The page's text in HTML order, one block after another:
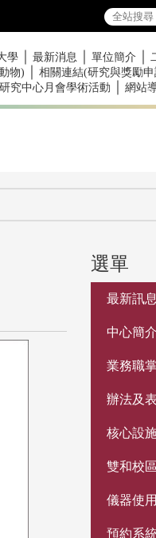
學 最新消息 單位簡介
物) 相關連結(研究與獎勵
研究中心月會學術活動 網站
選單
最新訊息
中心簡介
業務職
辦法及
核心設
雙和校
儀器使
預約系